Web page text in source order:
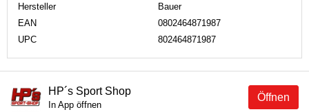
Hersteller
Bauer
EAN
0802464871987
UPC
802464871987
Öffnen
HP´s Sport Shop
In App öffnen